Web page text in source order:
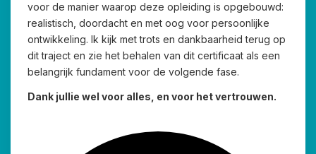
voor de manier waarop deze opleiding is opgebouwd:
realistisch, doordacht en met oog voor persoonlijke
ontwikkeling. Ik kijk met trots en dankbaarheid terug op
dit traject en zie het behalen van dit certificaat als een
belangrijk fundament voor de volgende fase.
Dank jullie wel voor alles, en voor het vertrouwen.